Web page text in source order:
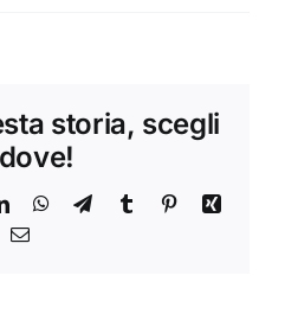
storia, scegli
LinkedInWhatsApp
TelegramTumblr PinterestXing
Email